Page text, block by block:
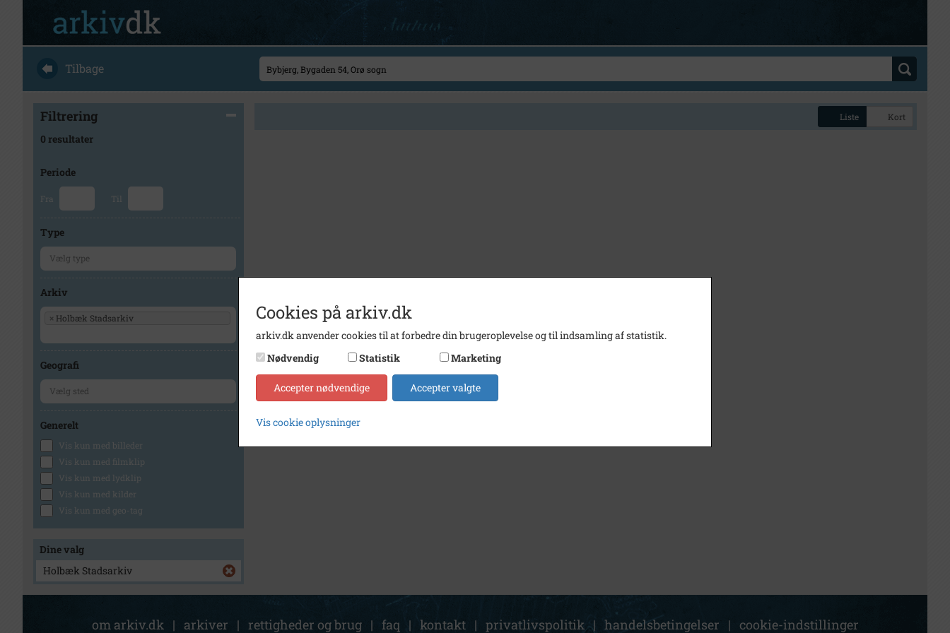
Tilbage
Filtrering
0 resultater
Periode
Fra Til
Type
Arkiv
× Holbæk Stadsarkiv
Geografi
Generelt
Vis kun med billeder
Vis kun med filmklip
Vis kun med lydklip
Vis kun med kilder
Vis kun med geo-tag
Dine valg
Holbæk Stadsarkiv
Liste Kort
om arkiv.dk | arkiver | rettigheder og brug | faq | kontakt | privatlivspolitik | handelsbetingelser | cookie-indstillinger
Cookies på arkiv.dk
arkiv.dk anvender cookies til at forbedre din brugeroplevelse og til indsamling af statistik.
Nødvendig
Statistik Marketing
Accepter nødvendige Accepter valgte
Vis cookie oplysninger